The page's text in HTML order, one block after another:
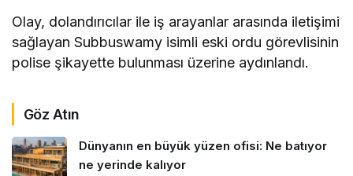
Olay, dolandırıcılar ile iş arayanlar arasında iletişimi
sağlayan Subbuswamy isimli eski ordu görevlisinin
polise şikayette bulunması üzerine aydınlandı.
Göz Atın
Dünyanın en büyük yüzen ofisi: Ne batıyor
ne yerinde kalıyor